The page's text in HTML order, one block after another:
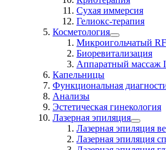
Сухая иммерсия
Гелиокс-терапия
Косметология
Микроигольчатый
Биоревитализация
Аппаратный массаж
Капельницы
Функциональная
Анализы
Эстетическая гинекология
Лазерная эпиляция
Лазерная эпиляция
Лазерная эпиляция